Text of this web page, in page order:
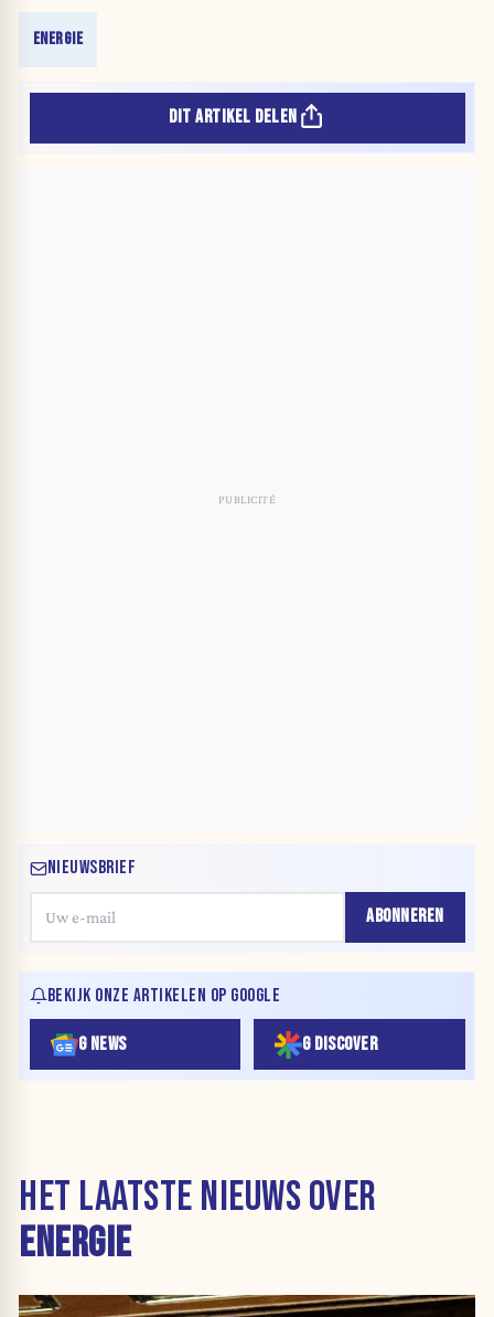
ENERGIE
DIT ARTIKEL DELEN
NIEUWSBRIEF
ABONNEREN
BEKIJK ONZE ARTIKELEN OP GOOGLE
G NEWS G DISCOVER
HET LAATSTE NIEUWS OVER
ENERGIE